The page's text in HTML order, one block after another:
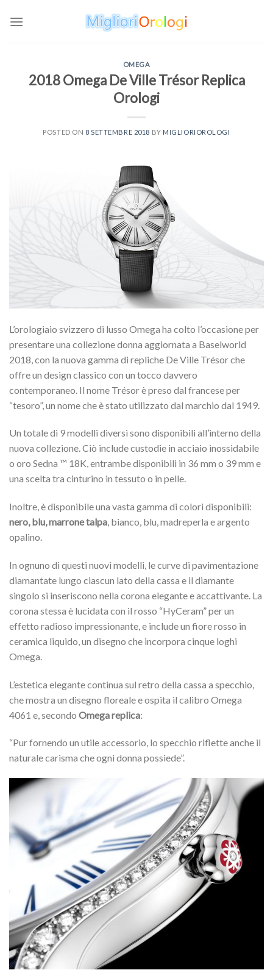
OMEGA
2018 Omega De Ville Trésor Replica
Orologi
POSTED ON 8 SETTEMBRE 2018 BY MIGLIORIOROLOGI
L’orologiaio svizzero di lusso Omega ha colto l’occasione per
presentare una collezione donna aggiornata a Baselworld
2018, con la nuova gamma di repliche De Ville Trésor che
offre un design classico con un tocco davvero
contemporaneo. Il nome Trésor è preso dal francese per
“tesoro”, un nome che è stato utilizzato dal marchio dal 1949.
Un totale di 9 modelli diversi sono disponibili all’interno della
nuova collezione. Ciò include custodie in acciaio inossidabile
o oro Sedna ™ 18K, entrambe disponibili in 36 mm o 39 mm e
una scelta tra cinturino in tessuto o in pelle.
Inoltre, è disponibile una vasta gamma di colori disponibili:
nero, blu, marrone talpa, bianco, blu, madreperla e argento
opalino.
In ognuno di questi nuovi modelli, le curve di pavimentazione
diamantate lungo ciascun lato della cassa e il diamante
singolo si inseriscono nella corona elegante e accattivante. La
corona stessa è lucidata con il rosso “HyCeram” per un
effetto radioso impressionante, e include un fiore rosso in
ceramica liquido, un disegno che incorpora cinque loghi
Omega.
L’estetica elegante continua sul retro della cassa a specchio,
che mostra un disegno floreale e ospita il calibro Omega
4061 e, secondo Omega replica:
“Pur fornendo un utile accessorio, lo specchio riflette anche il
naturale carisma che ogni donna possiede”.